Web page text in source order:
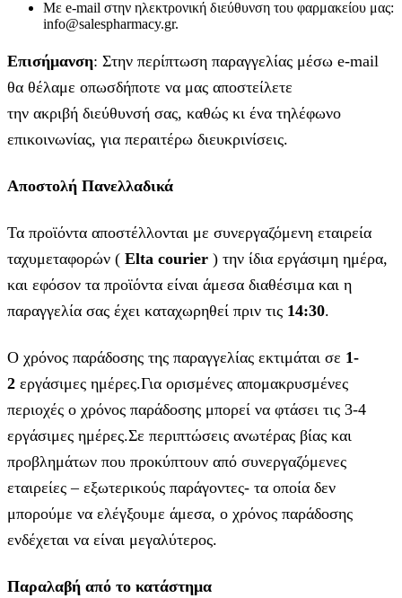
Με e-mail στην ηλεκτρονική διεύθυνση του φαρμακείου μας:
info@salespharmacy.gr.
Επισήμανση: Στην περίπτωση παραγγελίας μέσω e-mail
θα θέλαμε οπωσδήποτε να μας αποστείλετε
την ακριβή διεύθυνσή σας, καθώς κι ένα τηλέφωνο
επικοινωνίας, για περαιτέρω διευκρινίσεις.
Αποστολή Πανελλαδικά
Τα προϊόντα αποστέλλονται με συνεργαζόμενη εταιρεία
ταχυμεταφορών ( Elta courier ) την ίδια εργάσιμη ημέρα,
και εφόσον τα προϊόντα είναι άμεσα διαθέσιμα και η
παραγγελία σας έχει καταχωρηθεί πριν τις 14:30.
Ο χρόνος παράδοσης της παραγγελίας εκτιμάται σε 1-
2 εργάσιμες ημέρες.Για ορισμένες απομακρυσμένες
περιοχές ο χρόνος παράδοσης μπορεί να φτάσει τις 3-4
εργάσιμες ημέρες.Σε περιπτώσεις ανωτέρας βίας και
προβλημάτων που προκύπτουν από συνεργαζόμενες
εταιρείες – εξωτερικούς παράγοντες- τα οποία δεν
μπορούμε να ελέγξουμε άμεσα, ο χρόνος παράδοσης
ενδέχεται να είναι μεγαλύτερος.
Παραλαβή από το κατάστημα